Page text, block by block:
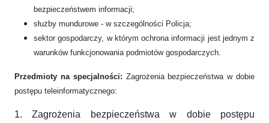
bezpieczeństwem informacji;
służby mundurowe - w szczególności Policja;
sektor gospodarczy, w którym ochrona informacji jest jednym z
warunków funkcjonowania podmiotów gospodarczych.
Przedmioty na specjalności: Zagrożenia bezpieczeństwa w dobie
postępu teleinformatycznego:
1. Zagrożenia bezpieczeństwa w dobie postępu